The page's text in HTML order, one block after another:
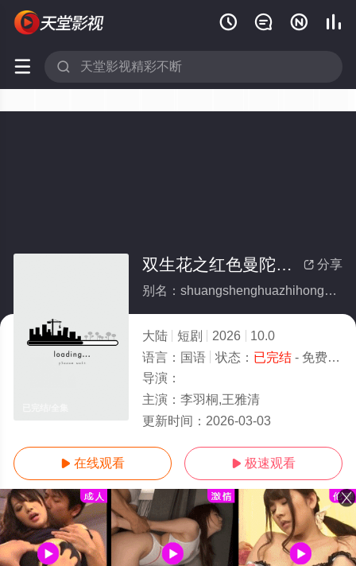
   
 
 分享
双生花之红色曼陀罗(全集)
别名：shuangshenghuazhihongsemantuoluo
大陆 短剧 2026
10.0
语言： 国语 状态： 已完结- 免费在线观看
导演：
主演： 李羽桐,王雅清
更新时间： 2026-03-03
 在线观看  极速观看